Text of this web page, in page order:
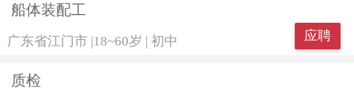
船体装配工
广东省江门市 |18~60岁 | 初中 应聘
质检